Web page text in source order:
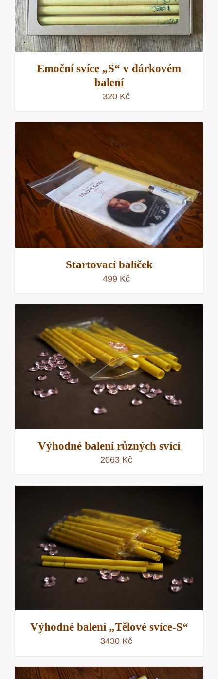
Emoční svíce „S“ v dárkovém
balení
320 Kč
Startovací balíček
499 Kč
Výhodné balení různých svící
2063 Kč
Výhodné balení „Tělové svíce-S“
3430 Kč